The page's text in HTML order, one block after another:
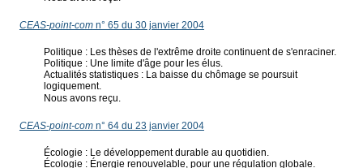
CEAS-point-comn° 65 du 30 janvier 2004
Politique : Les thèses de l'extrême droite continuent de s'enraciner.
Politique : Une limite d'âge pour les élus.
Actualités statistiques : La baisse du chômage se poursuit
logiquement.
Nous avons reçu.
CEAS-point-comn° 64 du 23 janvier 2004
Écologie : Le développement durable au quotidien.
Écologie : Énergie renouvelable, pour une régulation globale.